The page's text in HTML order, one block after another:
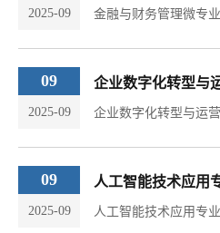
2025-09
09
2025-09
09
2025-09
人工智能技术应用